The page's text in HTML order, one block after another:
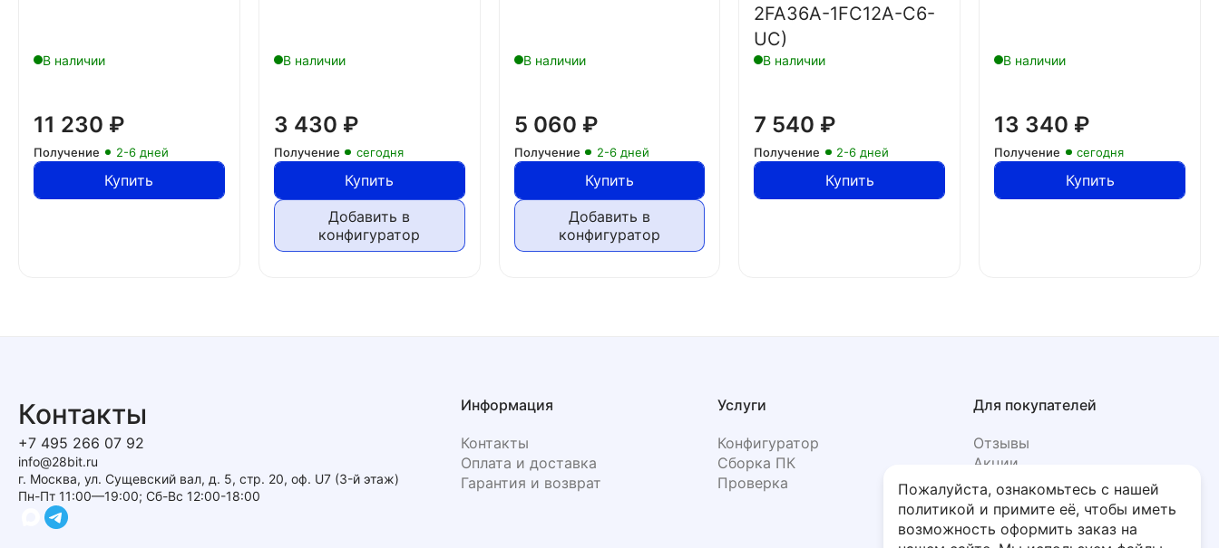
В наличии
11 230 ₽
Получение 2-6 дней
Купить
В наличии
3 430 ₽
Получение сегодня
Купить
Добавить в
конфигуратор
В наличии
5 060 ₽
Получение 2-6 дней
Купить
Добавить в
конфигуратор
2FA36A-1FC12A-C6-
UC)
В наличии
7 540 ₽
Получение 2-6 дней
Купить
В наличии
13 340 ₽
Получение сегодня
Купить
Контакты
+7 495 266 07 92
info@28bit.ru
г. Москва, ул. Сущевский вал, д. 5, стр. 20, оф. U7 (3-й этаж)
Пн-Пт 11:00—19:00; Сб-Вс 12:00-18:00
Информация
Контакты
Оплата и доставка
Гарантия и возврат
Услуги
Конфигуратор
Сборка ПК
Проверка
Для покупателей
Отзывы
Акции
Фото
Пожалуйста, ознакомьтесь с нашей
политикой и примите её, чтобы иметь
возможность оформить заказ на